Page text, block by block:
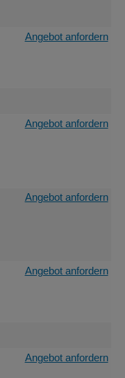
Angebot anfordern
Angebot anfordern
Angebot anfordern
Angebot anfordern
Angebot anfordern